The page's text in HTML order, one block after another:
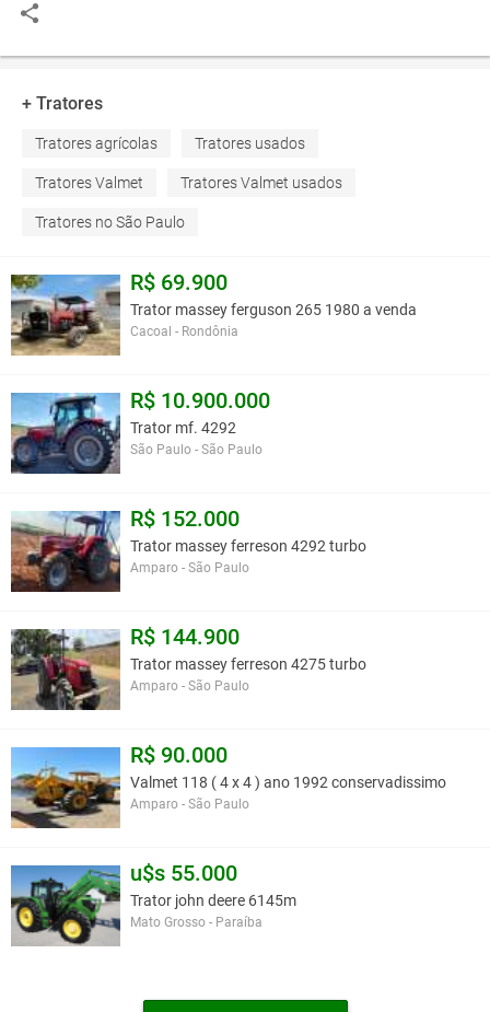
+ Tratores
Tratores agrícolas Tratores usados
Tratores Valmet Tratores Valmet usados
Tratores no São Paulo
R$ 69.900
Trator massey ferguson 265 1980 a venda
Cacoal - Rondônia
R$ 10.900.000
Trator mf. 4292
São Paulo - São Paulo
R$ 152.000
Trator massey ferreson 4292 turbo
Amparo - São Paulo
R$ 144.900
Trator massey ferreson 4275 turbo
Amparo - São Paulo
R$ 90.000
Valmet 118 ( 4 x 4 ) ano 1992 conservadissimo
Amparo - São Paulo
u$s 55.000
Trator john deere 6145m
Mato Grosso - Paraíba